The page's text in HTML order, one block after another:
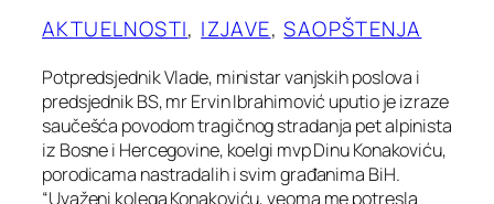
AKTUELNOSTI, IZJAVE, SAOPŠTENJA
Potpredsjednik Vlade, ministar vanjskih poslova i
predsjednik BS, mr Ervin Ibrahimović uputio je izraze
saučešća povodom tragičnog stradanja pet alpinista
iz Bosne i Hercegovine, koelgi mvp Dinu Konakoviću,
porodicama nastradalih i svim građanima BiH.
“Uvaženi kolega Konakoviću, veoma me potresla